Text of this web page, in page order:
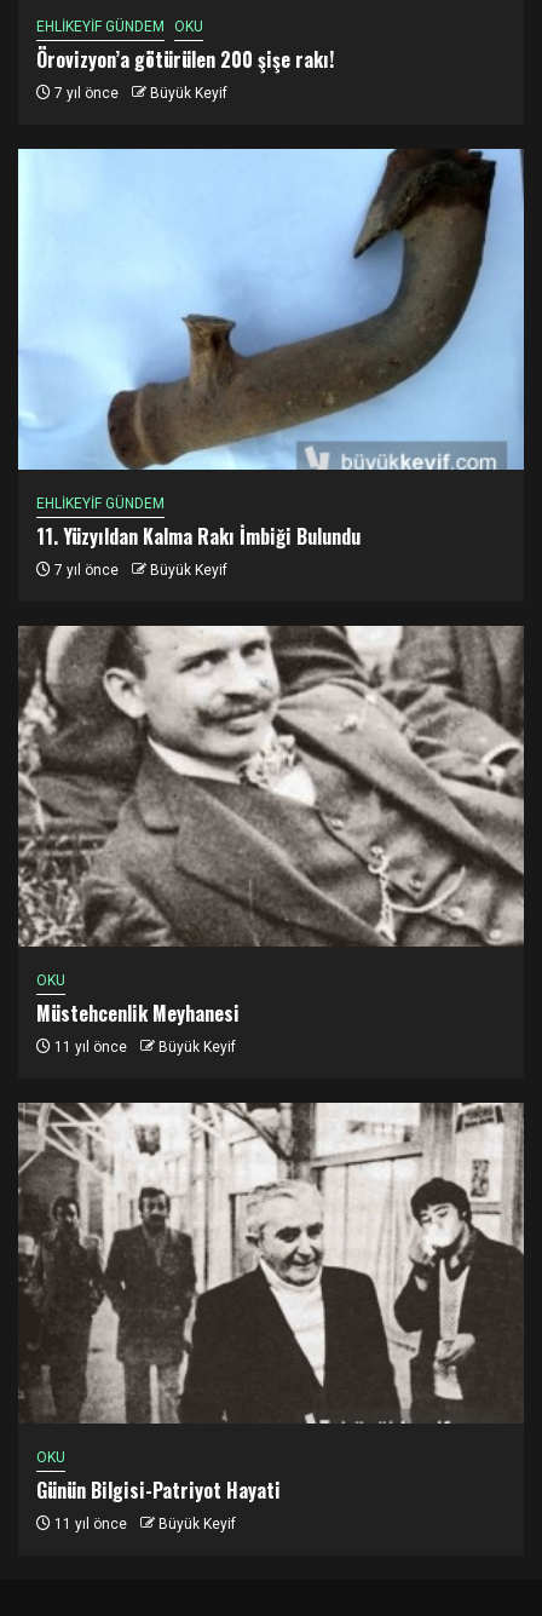
EHLİKEYİF GÜNDEM OKU
Örovizyon’a götürülen 200 şişe rakı!
7 yıl önce Büyük Keyif
EHLİKEYİF GÜNDEM
11. Yüzyıldan Kalma Rakı İmbiği Bulundu
7 yıl önce Büyük Keyif
OKU
Müstehcenlik Meyhanesi
11 yıl önce Büyük Keyif
OKU
Günün Bilgisi-Patriyot Hayati
11 yıl önce Büyük Keyif